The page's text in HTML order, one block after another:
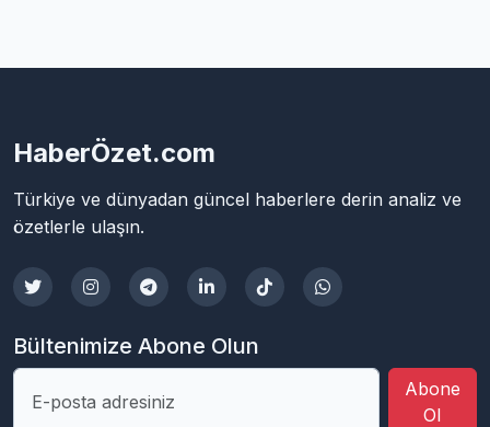
HaberÖzet.com
Türkiye ve dünyadan güncel haberlere derin analiz ve
özetlerle ulaşın.
Bültenimize Abone Olun
Abone
Ol